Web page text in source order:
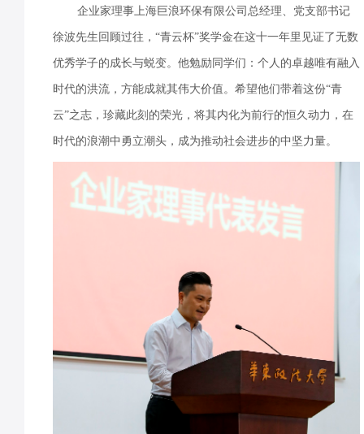
企业家理事上海巨浪环保有限公司总经理、党支部书记
徐波先生回顾过往，“青云杯”奖学金在这十一年里见证了无数
优秀学子的成长与蜕变。他勉励同学们：个人的卓越唯有融入
时代的洪流，方能成就其伟大价值。希望他们带着这份“青
云”之志，珍藏此刻的荣光，将其内化为前行的恒久动力，在
时代的浪潮中勇立潮头，成为推动社会进步的中坚力量。